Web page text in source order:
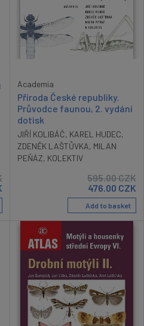
Academia
Příroda České republiky.
Průvodce faunou, 2. vydání
dotisk
JIŘÍ KOLIBÁČ, KAREL HUDEC,
ZDENĚK LAŠTŮVKA, MILAN
PEŇÁZ, KOLEKTIV
595.00CZK
476.00 CZK
Add to basket